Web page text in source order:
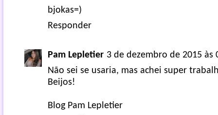
bjokas=)
Responder
Pam Lepletier 3 de dezembro de 2015 às
Não sei se usaria, mas achei super
Beijos!
Blog Pam Lepletier